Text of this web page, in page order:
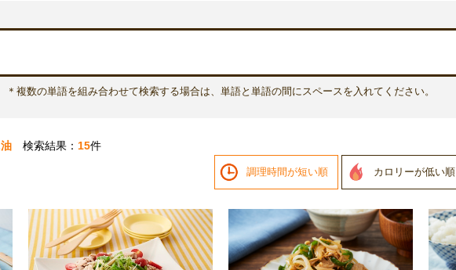
＊複数の単語を組み合わせて検索する場合は、単語と単語の間にスペースを入れてください。
検索結果： 15件
調理時間が短い順 カロリーが低い順